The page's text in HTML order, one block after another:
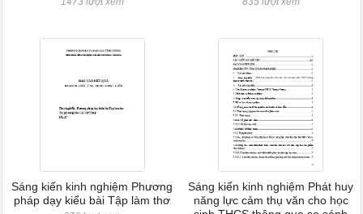
Sáng kiến kinh nghiệm Phương
pháp dạy kiểu bài Tập làm thơ
Sáng kiến kinh nghiệm Phát huy
năng lực cảm thụ văn cho học